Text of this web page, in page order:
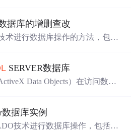
置连接字符串和执行查询操作的
据库的增删查改
术进行数据库操作的方法，包括
SERVER数据库
Data Objects）在访问数据
执行SQL语句、使用命令和记录
数据库实例
技术进行数据库操作，包括连